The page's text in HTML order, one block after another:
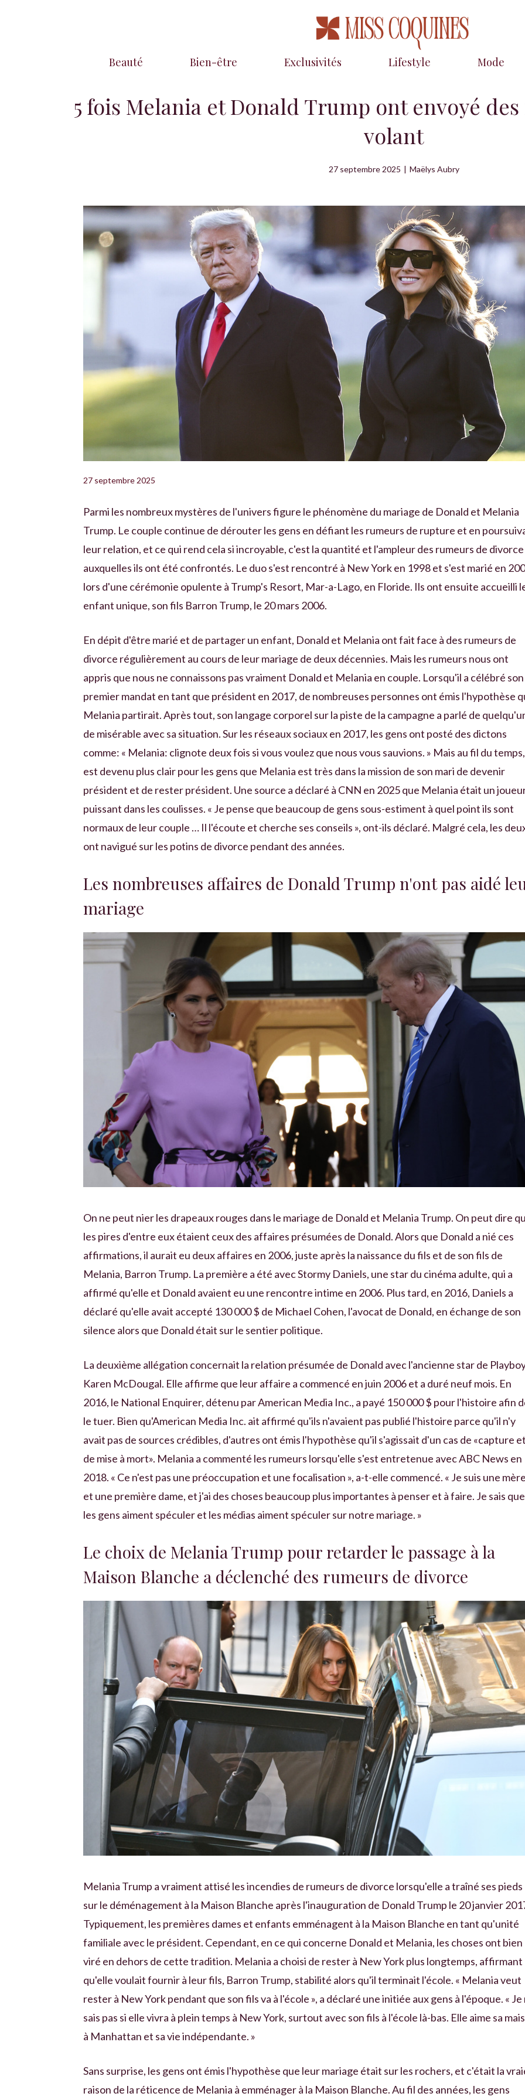
Beauté Bien-être Exclusivités Lifestyle Mode
5 fois Melania et Donald Trump ont envoyé
volant
27 septembre 2025 | Maëlys Aubry
27 septembre 2025
Parmi les nombreux mystères de l'univers figure le phénomène du mariage de Donald et Melania
Trump. Le couple continue de dérouter les gens en défiant les rumeurs de rupture et en
leur relation, et ce qui rend cela si incroyable, c'est la quantité et l'ampleur des rumeurs de divorce
auxquelles ils ont été confrontés. Le duo s'est rencontré à New York en 1998 et s'est marié en
lors d'une cérémonie opulente à Trump's Resort, Mar-a-Lago, en Floride. Ils ont ensuite accueilli
enfant unique, son fils Barron Trump, le 20 mars 2006.
En dépit d'être marié et de partager un enfant, Donald et Melania ont fait face à des rumeurs de
divorce régulièrement au cours de leur mariage de deux décennies. Mais les rumeurs nous ont
appris que nous ne connaissons pas vraiment Donald et Melania en couple. Lorsqu'il a célébré son
premier mandat en tant que président en 2017, de nombreuses personnes ont émis l'hypothèse
Melania partirait. Après tout, son langage corporel sur la piste de la campagne a parlé de
de misérable avec sa situation. Sur les réseaux sociaux en 2017, les gens ont posté des dictons
comme: « Melania: clignote deux fois si vous voulez que nous vous sauvions. » Mais au fil du
est devenu plus clair pour les gens que Melania est très dans la mission de son mari de devenir
président et de rester président. Une source a déclaré à CNN en 2025 que Melania était un
puissant dans les coulisses. « Je pense que beaucoup de gens sous-estiment à quel point ils sont
normaux de leur couple … Il l'écoute et cherche ses conseils », ont-ils déclaré. Malgré cela, les
ont navigué sur les potins de divorce pendant des années.
Les nombreuses affaires de Donald Trump n'ont pas aidé
mariage
On ne peut nier les drapeaux rouges dans le mariage de Donald et Melania Trump. On peut dire
les pires d'entre eux étaient ceux des affaires présumées de Donald. Alors que Donald a nié ces
affirmations, il aurait eu deux affaires en 2006, juste après la naissance du fils et de son fils de
Melania, Barron Trump. La première a été avec Stormy Daniels, une star du cinéma adulte, qui a
affirmé qu'elle et Donald avaient eu une rencontre intime en 2006. Plus tard, en 2016, Daniels a
déclaré qu'elle avait accepté 130 000 $ de Michael Cohen, l'avocat de Donald, en échange de son
silence alors que Donald était sur le sentier politique.
La deuxième allégation concernait la relation présumée de Donald avec l'ancienne star de
Karen McDougal. Elle affirme que leur affaire a commencé en juin 2006 et a duré neuf mois. En
2016, le National Enquirer, détenu par American Media Inc., a payé 150 000 $ pour l'histoire afin
le tuer. Bien qu'American Media Inc. ait affirmé qu'ils n'avaient pas publié l'histoire parce qu'il n'y
avait pas de sources crédibles, d'autres ont émis l'hypothèse qu'il s'agissait d'un cas de «capture et
de mise à mort». Melania a commenté les rumeurs lorsqu'elle s'est entretenue avec ABC News en
2018. « Ce n'est pas une préoccupation et une focalisation », a-t-elle commencé. « Je suis une mère
et une première dame, et j'ai des choses beaucoup plus importantes à penser et à faire. Je sais que
les gens aiment spéculer et les médias aiment spéculer sur notre mariage. »
Le choix de Melania Trump pour retarder le passage à la
Maison Blanche a déclenché des rumeurs de divorce
Melania Trump a vraiment attisé les incendies de rumeurs de divorce lorsqu'elle a traîné ses pieds
sur le déménagement à la Maison Blanche après l'inauguration de Donald Trump le 20 janvier
Typiquement, les premières dames et enfants emménagent à la Maison Blanche en tant qu'unité
familiale avec le président. Cependant, en ce qui concerne Donald et Melania, les choses ont bien
viré en dehors de cette tradition. Melania a choisi de rester à New York plus longtemps, affirmant
qu'elle voulait fournir à leur fils, Barron Trump, stabilité alors qu'il terminait l'école. « Melania veut
rester à New York pendant que son fils va à l'école », a déclaré une initiée aux gens à l'époque. « Je
sais pas si elle vivra à plein temps à New York, surtout avec son fils à l'école là-bas. Elle aime sa
à Manhattan et sa vie indépendante. »
Sans surprise, les gens ont émis l'hypothèse que leur mariage était sur les rochers, et c'était la
raison de la réticence de Melania à emménager à la Maison Blanche. Au fil des années, les gens